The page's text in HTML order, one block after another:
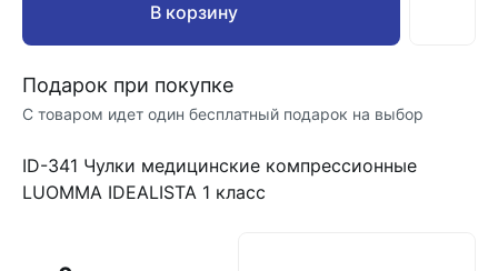
В корзину
Подарок при покупке
С товаром идет один бесплатный подарок на выбор
ID-341 Чулки медицинские компрессионные
LUOMMA IDEALISTA 1 класс